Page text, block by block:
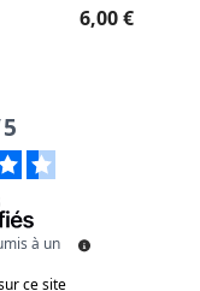
6,00 €
5
à un
ce site